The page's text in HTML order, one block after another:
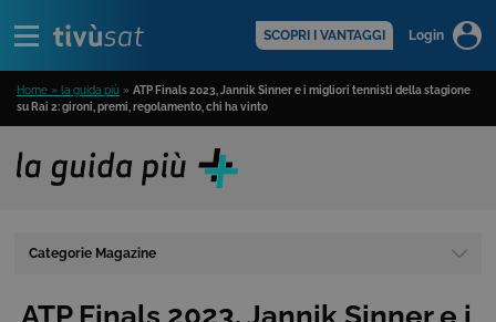
SCOPRI I VANTAGGI Login
Home » la guida più » ATP Finals 2023, Jannik Sinner e i migliori tennisti della stagione
su Rai 2: gironi, premi, regolamento, chi ha vinto
Categorie Magazine
ATP Finals 2023, Jannik Sinner e i